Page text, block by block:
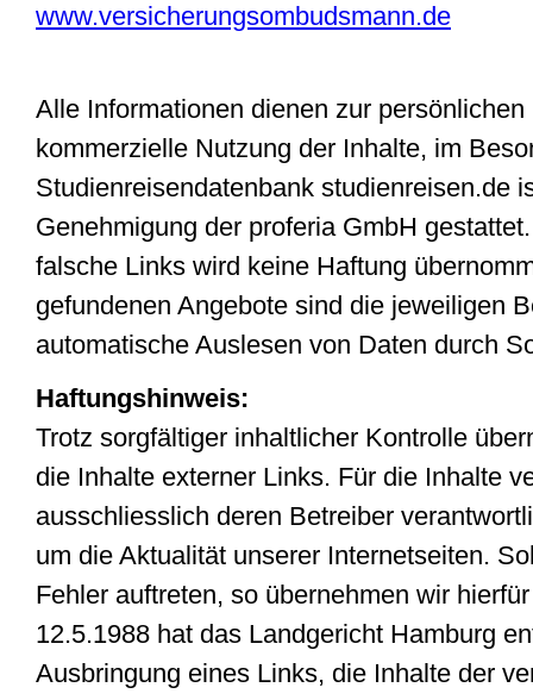
www.versicherungsombudsmann.de
Alle Informationen dienen zur
kommerzielle Nutzung der Inhalte, im
Studienreisendatenbank studienreisen.de
Genehmigung der proferia GmbH
falsche Links wird keine Haftung
gefundenen Angebote sind die jeweiligen
automatische Auslesen von Daten durch
Haftungshinweis:
Trotz sorgfältiger inhaltlicher Kontrolle
die Inhalte externer Links. Für die Inhalte
ausschliesslich deren Betreiber
um die Aktualität unserer Internetseiten.
Fehler auftreten, so übernehmen wir
12.5.1988 hat das Landgericht Hamburg
Ausbringung eines Links, die Inhalte der